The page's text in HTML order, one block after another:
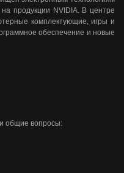
продукции NVIDIA. В центре
комплектующие, игры и
обеспечение и новые
общие вопросы: